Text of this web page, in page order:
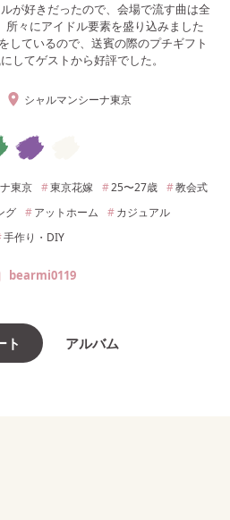
が好きだったので、会場で流す曲は全
所々にアイドル要素を盛り込みました
しているので、送賓の際のプチギフト
してゲストから好評でした。
シャルマンシーナ東京
東京 東京花嫁 25〜27歳
教会式
グ
アットホーム
カジュアル
手作り・DIY
bearmi0119
ト アルバム